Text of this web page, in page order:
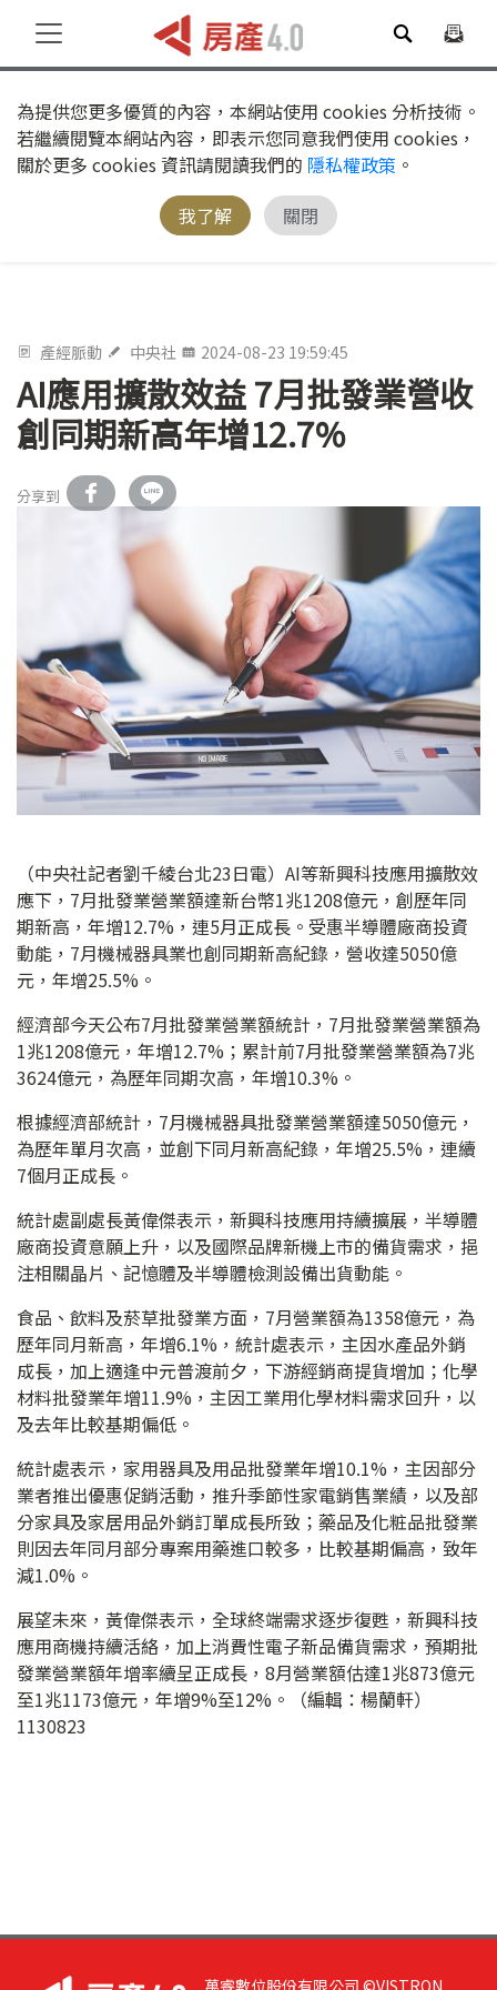
為提供您更多優質的內容，本網站使用 cookies 分析技術。
若繼續閱覽本網站內容，即表示您同意我們使用 cookies，
關於更多 cookies 資訊請閱讀我們的 隱私權政策 。
我了解
關閉
產經脈動 中央社 2024-08-23 19:59:45
AI應用擴散效益 7月批發業營收
創同期新高年增12.7%
分享到
（中央社記者劉千綾台北23日電）AI等新興科技應用擴散效
應下，7月批發業營業額達新台幣1兆1208億元，創歷年同
期新高，年增12.7%，連5月正成長。受惠半導體廠商投資
動能，7月機械器具業也創同期新高紀錄，營收達5050億
元，年增25.5%。
經濟部今天公布7月批發業營業額統計，7月批發業營業額為
1兆1208億元，年增12.7%；累計前7月批發業營業額為7兆
3624億元，為歷年同期次高，年增10.3%。
根據經濟部統計，7月機械器具批發業營業額達5050億元，
為歷年單月次高，並創下同月新高紀錄，年增25.5%，連續
7個月正成長。
統計處副處長黃偉傑表示，新興科技應用持續擴展，半導體
廠商投資意願上升，以及國際品牌新機上市的備貨需求，挹
注相關晶片、記憶體及半導體檢測設備出貨動能。
食品、飲料及菸草批發業方面，7月營業額為1358億元，為
歷年同月新高，年增6.1%，統計處表示，主因水產品外銷
成長，加上適逢中元普渡前夕，下游經銷商提貨增加；化學
材料批發業年增11.9%，主因工業用化學材料需求回升，以
及去年比較基期偏低。
統計處表示，家用器具及用品批發業年增10.1%，主因部分
業者推出優惠促銷活動，推升季節性家電銷售業績，以及部
分家具及家居用品外銷訂單成長所致；藥品及化粧品批發業
則因去年同月部分專案用藥進口較多，比較基期偏高，致年
減1.0%。
展望未來，黃偉傑表示，全球終端需求逐步復甦，新興科技
應用商機持續活絡，加上消費性電子新品備貨需求，預期批
發業營業額年增率續呈正成長，8月營業額估達1兆873億元
至1兆1173億元，年增9%至12%。（編輯：楊蘭軒）
1130823